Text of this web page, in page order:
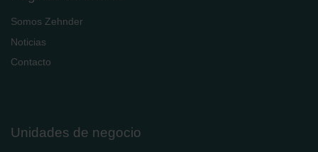
Somos Zehnder
Noticias
Contacto
Unidades de negocio